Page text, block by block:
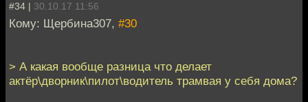
#34 | 30.10.17 11:56
Кому: Щербина307, #30
> А какая вообще разница что делает
актёр\дворник\пилот\водитель трамвая у себя дома?